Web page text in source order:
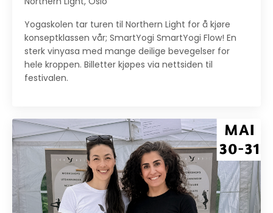
Yogaskolen tar turen til Northern Light for å kjøre
konseptklassen vår; SmartYogi SmartYogi Flow! En
sterk vinyasa med mange deilige bevegelser for
hele kroppen. Billetter kjøpes via nettsiden til
festivalen.